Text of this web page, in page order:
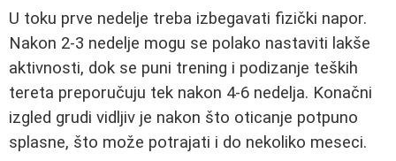
U toku prve nedelje treba izbegavati fizički napor.
Nakon 2-3 nedelje mogu se polako nastaviti lakše
aktivnosti, dok se puni trening i podizanje teških
tereta preporučuju tek nakon 4-6 nedelja. Konačni
izgled grudi vidljiv je nakon što oticanje potpuno
splasne, što može potrajati i do nekoliko meseci.